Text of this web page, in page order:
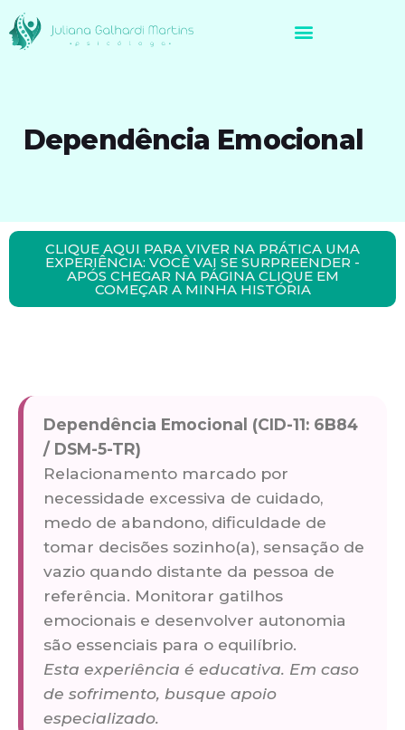
Dependência Emocional
CLIQUE AQUI PARA VIVER NA PRÁTICA UMA
EXPERIÊNCIA: VOCÊ VAI SE SURPREENDER -
APÓS CHEGAR NA PÁGINA CLIQUE EM
COMEÇAR A MINHA HISTÓRIA
Dependência Emocional (CID-11: 6B84
/ DSM-5-TR)
Relacionamento marcado por
necessidade excessiva de cuidado,
medo de abandono, dificuldade de
tomar decisões sozinho(a), sensação de
vazio quando distante da pessoa de
referência. Monitorar gatilhos
emocionais e desenvolver autonomia
são essenciais para o equilíbrio.
Esta experiência é educativa. Em caso
de sofrimento, busque apoio
especializado.